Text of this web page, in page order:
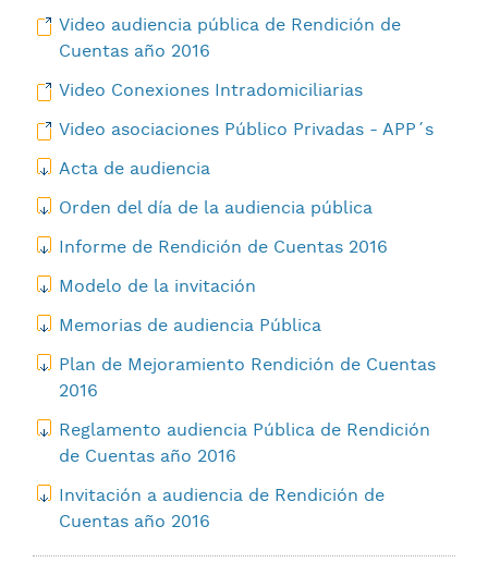
Video audiencia pública de Rendición de
Cuentas año 2016
Video Conexiones Intradomiciliarias
Video asociaciones Público Privadas - APP´s
Acta de audiencia
Orden del día de la audiencia pública
Informe de Rendición de Cuentas 2016
Modelo de la invitación
Memorias de audiencia Pública
Plan de Mejoramiento Rendición de Cuentas
2016
Reglamento audiencia Pública de Rendición
de Cuentas año 2016
Invitación a audiencia de Rendición de
Cuentas año 2016